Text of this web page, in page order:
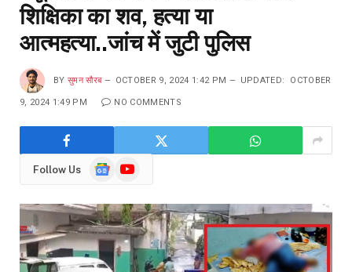
शिक्षिका का शव, हत्या या
आत्महत्या..जांच में जुटी पुलिस
BY सुमन सौरब OCTOBER 9, 2024 1:42 PM UPDATED: OCTOBER
9, 2024 1:49 PM NO COMMENTS
Follow Us
GoogleYouTube